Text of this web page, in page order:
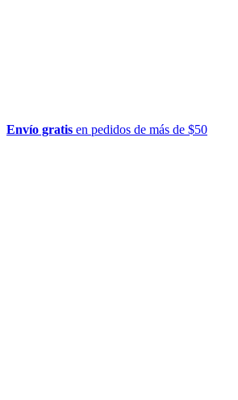
Envío gratis en pedidos de más de $50